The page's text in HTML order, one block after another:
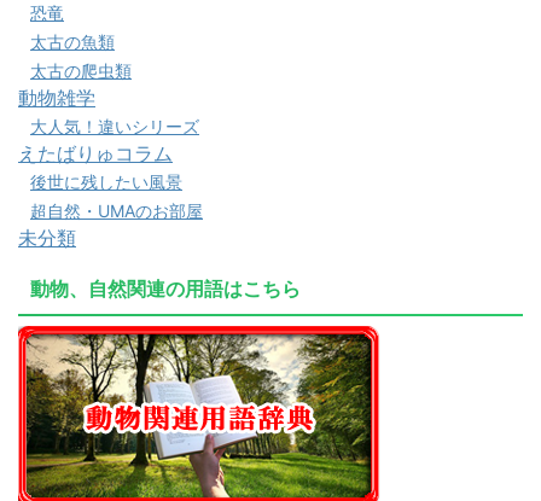
恐竜
太古の魚類
太古の爬虫類
動物雑学
大人気！違いシリーズ
えたばりゅコラム
後世に残したい風景
超自然・UMAのお部屋
未分類
動物、自然関連の用語はこちら